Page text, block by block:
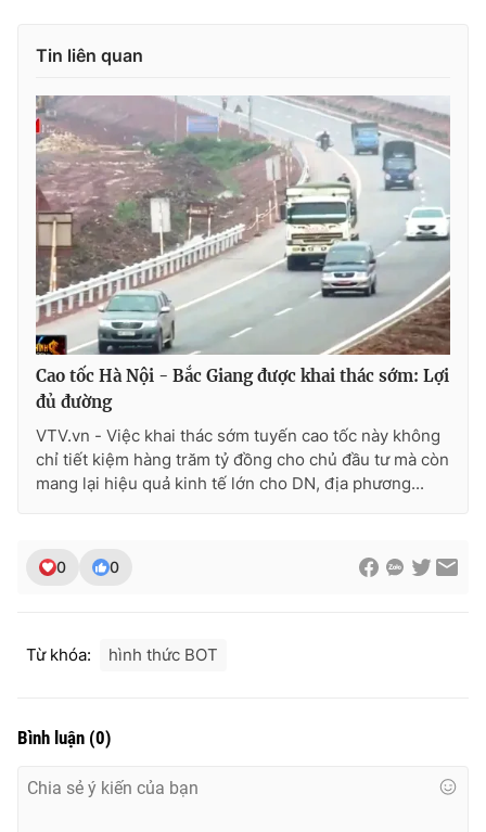
Photo Infographic
Video Shorts video
VTV Money VTV Thể thao
VTV Sức khoẻ Bất động sản
Thị trường 24h Tấm lòng Việt
VTV4
VTV9 VTV8
THỜI BÁO VTV
Theo dõi báo trên
Tin liên quan
Cao tốc Hà Nội - Bắc Giang được khai thác sớm: Lợi
đủ đường
VTV.vn - Việc khai thác sớm tuyến cao tốc này không
chỉ tiết kiệm hàng trăm tỷ đồng cho chủ đầu tư mà còn
mang lại hiệu quả kinh tế lớn cho DN, địa phương...
0 0
Từ khóa: hình thức BOT
Bình luận (0)